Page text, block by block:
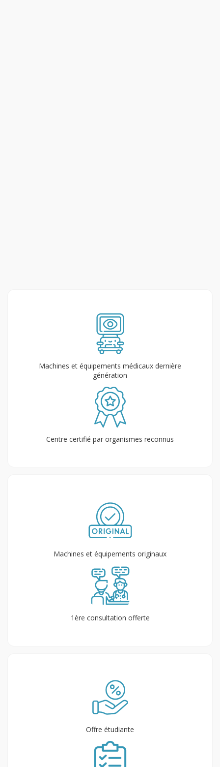
Machines et équipements médicaux dernière
génération
Centre certifié par organismes reconnus
Machines et équipements originaux
1ère consultation offerte
Offre étudiante